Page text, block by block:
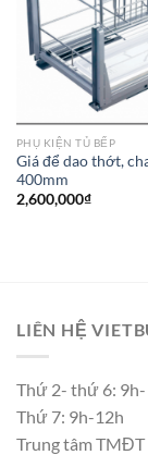
PHỤ KIỆN TỦ BẾP
Giá để dao thớt,
400mm
2,600,000₫
LIÊN HỆ
Thứ 2- thứ 6: 9h-
Thứ 7: 9h-12h
Trung tâm TMĐT